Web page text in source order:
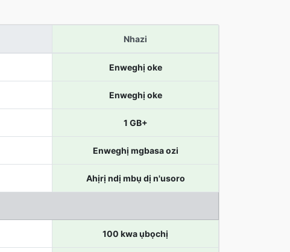
Nhazi
Enweghị oke
Enweghị oke
1 GB+
Enweghị mgbasa ozi
Ahịrị ndị mbụ dị n'usoro
100 kwa ụbọchị